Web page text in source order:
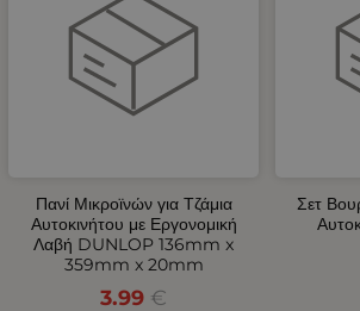
Πανί Μικροϊνών για Τζάμια
Αυτοκινήτου με Εργονομική
Λαβή DUNLOP 136mm x
359mm x 20mm
3.99 €
Σετ